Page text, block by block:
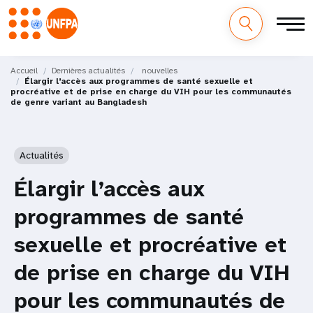
au
contenu
principal
M
a
Accueil Dernières actualités
nouvelles
Élargir l’accès aux programmes de santé sexuelle et
procréative et de prise en charge du VIH pour les communautés
de genre variant au Bangladesh
Actualités
Élargir l’accès aux
programmes de santé
sexuelle et procréative et
de prise en charge du VIH
pour les communautés de